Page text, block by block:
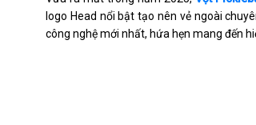
logo Head nổi bật tạo nên vẻ ngoài
công nghệ mới nhất, hứa hẹn mang đến